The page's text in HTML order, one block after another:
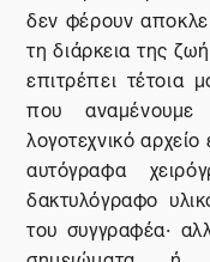
δεν φέρουν
τη διάρκεια της
επιτρέπει τέτοια
που
λογοτεχνικό αρχείο
αυτόγραφα
δακτυλόγραφο
του συγγραφέα·